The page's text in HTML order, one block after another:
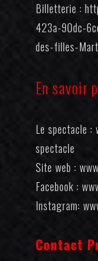
Billetterie :
423a-90dc-
des-filles-
En savoir
Le spectacle :
spectacle
Site web :
Facebook :
Instagram:
Contact